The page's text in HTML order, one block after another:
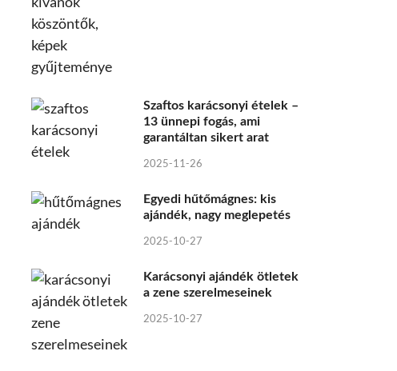
Szaftos karácsonyi ételek –
13 ünnepi fogás, ami
garantáltan sikert arat
2025-11-26
Egyedi hűtőmágnes: kis
ajándék, nagy meglepetés
2025-10-27
Karácsonyi ajándék ötletek
a zene szerelmeseinek
2025-10-27